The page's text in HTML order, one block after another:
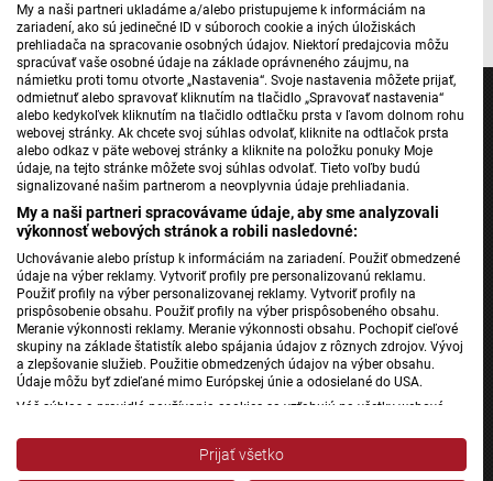
My a naši partneri ukladáme a/alebo pristupujeme k informáciám na
zariadení, ako sú jedinečné ID v súboroch cookie a iných úložiskách
prehliadača na spracovanie osobných údajov. Niektorí predajcovia môžu
spracúvať vaše osobné údaje na základe oprávneného záujmu, na
námietku proti tomu otvorte „Nastavenia“. Svoje nastavenia môžete prijať,
odmietnuť alebo spravovať kliknutím na tlačidlo „Spravovať nastavenia“
alebo kedykoľvek kliknutím na tlačidlo odtlačku prsta v ľavom dolnom rohu
webovej stránky. Ak chcete svoj súhlas odvolať, kliknite na odtlačok prsta
alebo odkaz v päte webovej stránky a kliknite na položku ponuky Moje
údaje, na tejto stránke môžete svoj súhlas odvolať. Tieto voľby budú
signalizované našim partnerom a neovplyvnia údaje prehliadania.
My a naši partneri spracovávame údaje, aby sme analyzovali
výkonnosť webových stránok a robili nasledovné:
Uchovávanie alebo prístup k informáciám na zariadení. Použiť obmedzené
údaje na výber reklamy. Vytvoriť profily pre personalizovanú reklamu.
Použiť profily na výber personalizovanej reklamy. Vytvoriť profily na
prispôsobenie obsahu. Použiť profily na výber prispôsobeného obsahu.
Meranie výkonnosti reklamy. Meranie výkonnosti obsahu. Pochopiť cieľové
skupiny na základe štatistík alebo spájania údajov z rôznych zdrojov. Vývoj
a zlepšovanie služieb. Použitie obmedzených údajov na výber obsahu.
Údaje môžu byť zdieľané mimo Európskej únie a odosielané do USA.
Váš súhlas a pravidlá používania cookies sa vzťahujú na všetky webové
Stred, Rádio Regina Západ, Rádio Patria, Rádio Devín, RTVS, Hudobné
pozdravy, Rádio Slovensko, RSI Francais, RSI English, RSI Slovensky, Rádio
Junior, RSI, Rádio Regina Východ, Rádio_FM, RSI Espanol, NEV.
Prijať všetko
Jednotka
Dvojka
24
Šport
Správy STVR
Podcasty
Mobilné aplikácie